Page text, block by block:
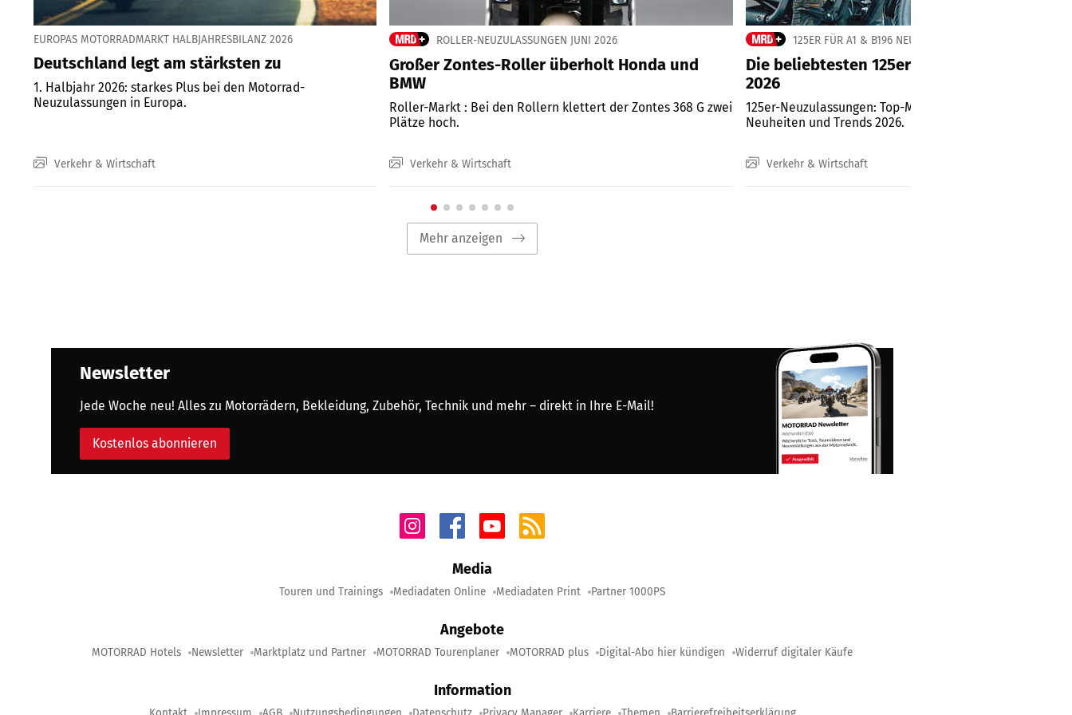
EUROPAS MOTORRADMARKT HALBJAHRESBILANZ 2026
Deutschland legt am stärksten zu
1. Halbjahr 2026: starkes Plus bei den Motorrad-
Neuzulassungen in Europa.
Verkehr & Wirtschaft
ROLLER-NEUZULASSUNGEN JUNI 2026
Großer Zontes-Roller überholt Honda und
BMW
Roller-Markt : Bei den Rollern klettert der Zontes 368 G zwei
Plätze hoch.
Verkehr & Wirtschaft
125ER FÜR A1 & B196 NEUZULASSUNGEN JUNI 2026
Die beliebtesten 125er im ersten Halbjahr
2026
125er-Neuzulassungen: Top-Modelle, Top-Marken,
Neuheiten und Trends 2026.
Verkehr & Wirtschaft
Mehr anzeigen
Newsletter
Jede Woche neu! Alles zu Motorrädern, Bekleidung, Zubehör, Technik und mehr – direkt in Ihre E-Mail!
Kostenlos abonnieren
Media
Touren und Trainings Mediadaten Online Mediadaten Print Partner 1000PS
Angebote
MOTORRAD Hotels Newsletter Marktplatz und Partner MOTORRAD Tourenplaner MOTORRAD plus Digital-Abo hier kündigen Widerruf digitaler Käufe
Information